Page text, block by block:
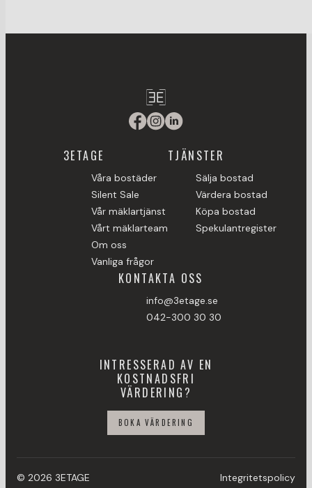
3ETAGE
Våra bostäder
Silent Sale
Vår mäklartjänst
Vårt mäklarteam
Om oss
Vanliga frågor
TJÄNSTER
Sälja bostad
Värdera bostad
Köpa bostad
Spekulantregister
KONTAKTA OSS
info@3etage.se
042-300 30 30
INTRESSERAD AV EN
KOSTNADSFRI
VÄRDERING?
BOKA VÄRDERING
© 2026 3ETAGE Integritetspolicy